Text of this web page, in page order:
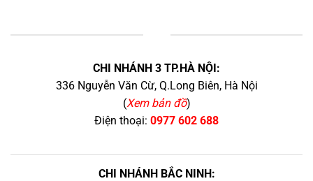
CHI NHÁNH 3 TP.HÀ NỘI:
336 Nguyễn Văn Cừ, Q.Long Biên, Hà Nội
(Xem bản đồ)
Điện thoại: 0977 602 688
CHI NHÁNH BẮC NINH: